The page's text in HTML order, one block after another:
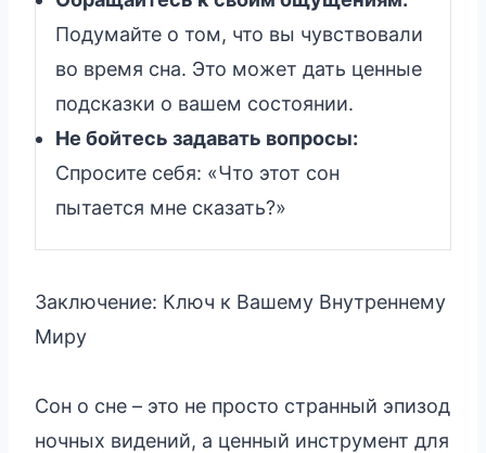
Подумайте о том, что вы чувствовали
во время сна. Это может дать ценные
подсказки о вашем состоянии.
Не бойтесь задавать вопросы:
Спросите себя: «Что этот сон
пытается мне сказать?»
Заключение: Ключ к Вашему Внутреннему
Миру
Сон о сне – это не просто странный эпизод
ночных видений, а ценный инструмент для